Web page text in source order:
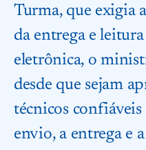
Turma, que exigia
da entrega e
eletrônica, o
desde que sejam
técnicos
envio, a entrega e